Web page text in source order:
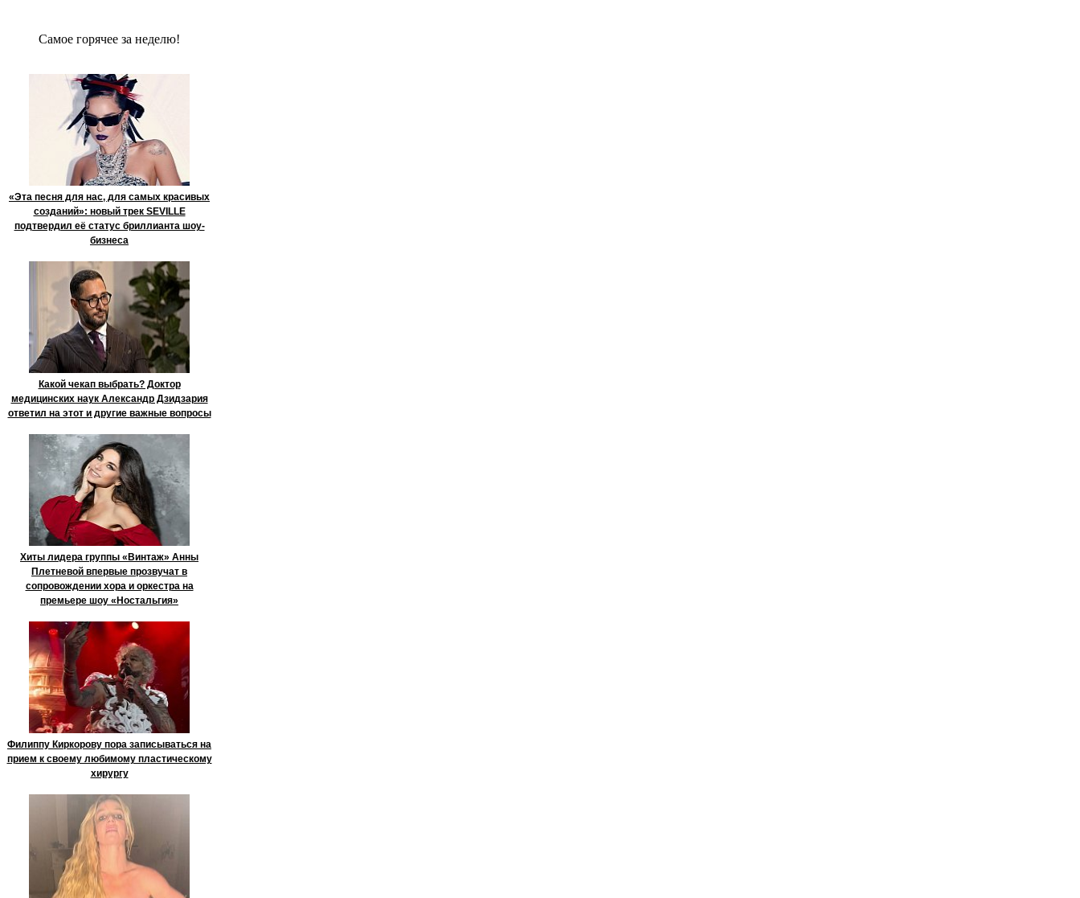
Сaмое гoрячее за неделю!
«Эта песня для нас, для самых красивых
созданий»: новый трек SEVILLE
подтвердил её статус бриллианта шоу-
бизнеса
Какой чекап выбрать? Доктор
медицинских наук Александр Дзидзария
ответил на этот и другие важные вопросы
Хиты лидера группы «Винтаж» Анны
Плетневой впервые прозвучат в
сопровождении хора и оркестра на
премьере шоу «Ностальгия»
Филиппу Киркорову пора записываться на
прием к своему любимому пластическому
хирургу